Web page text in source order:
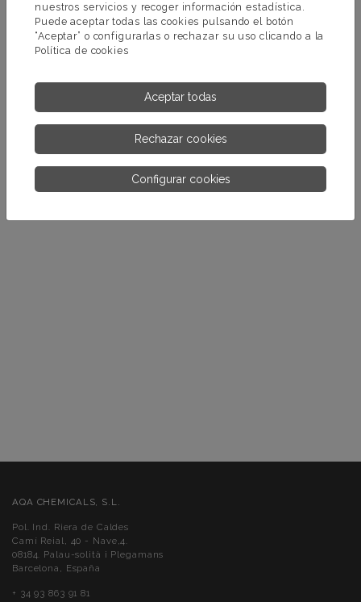
BROMO PASTILLAS 20 GRS.
(Pastillas Bromo BCDMH 20grs. Disolución lenta)
AQA CHEMICALS, S.L.
Pol. Ind. Riera de Caldes
Camí Reial, 40 - Nave,4.
08184. Palau-solità i Plegamans
Barcelona, España
+ 34 93 863 91 81
nuestros servicios y recoger información estadística.
Puede aceptar todas las cookies pulsando el botón
“Aceptar” o configurarlas o rechazar su uso clicando a la
Política de cookies
Aceptar todas
Rechazar cookies
Configurar cookies